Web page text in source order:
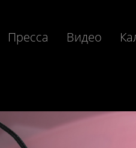
Пресса Видео